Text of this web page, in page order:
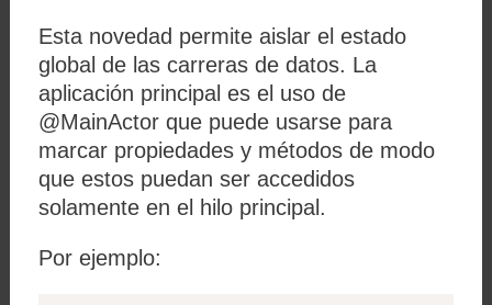
Esta novedad permite aislar el estado
global de las carreras de datos. La
aplicación principal es el uso de
@MainActor que puede usarse para
marcar propiedades y métodos de modo
que estos puedan ser accedidos
solamente en el hilo principal.
Por ejemplo: